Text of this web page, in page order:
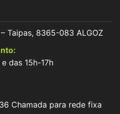
Taipas, 8365-083 ALGOZ
das 15h-17h
Chamada para rede fixa